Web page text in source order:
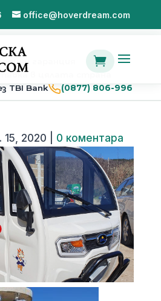
office@hoverdream.com

гаранция
в цялата страна
TBI Bank
(0877) 806-996
15, 2020 0 коментара